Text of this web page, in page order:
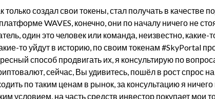
только создал свои токены, стал получать в качестве
WAVES, конечно, они по началу ничего не
один это человек или команда, неизвестно, какие-
то уйдут в историю, по своим токенам #SkyPortal
способ продвигать их, я консультирую по
сейчас, Вы удивитесь, пошёл в рост спрос на
по таким ценам в рынок, за консультацию я
условием, на часть средств инвестор покупает мои